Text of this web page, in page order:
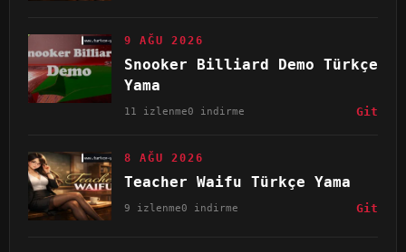
9 AĞU 2026
Snooker Billiard Demo Türkçe
Yama
11 izlenme0 indirme Git
8 AĞU 2026
Teacher Waifu Türkçe Yama
9 izlenme0 indirme Git